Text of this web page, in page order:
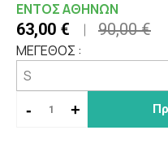
ΕΝΤΟΣ ΑΘΗΝΩΝ
63,00 € 90,00 €
ΜΕΓΕΘΟΣ :
- +